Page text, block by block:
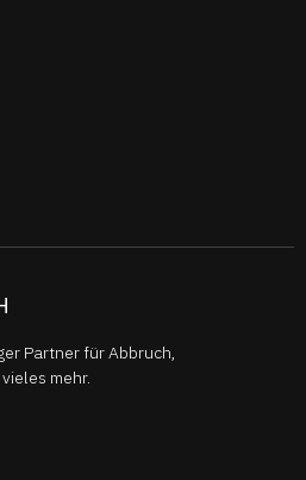
Partner für Abbruch,
mehr.